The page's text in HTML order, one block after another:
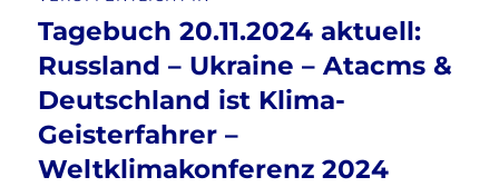
Tagebuch 20.11.2024 aktuell:
Russland – Ukraine – Atacms &
Deutschland ist Klima-
Geisterfahrer –
Weltklimakonferenz 2024